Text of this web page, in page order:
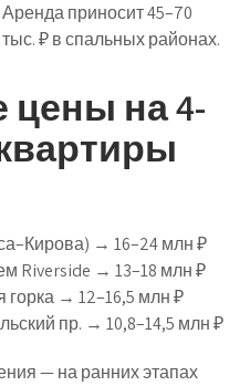
приносит 45–70
₽ в спальных районах.
на 4-
→ 16–24 млн ₽
Riverside → 13–18 млн ₽
→ 12–16,5 млн ₽
пр. → 10,8–14,5 млн ₽
— на ранних этапах